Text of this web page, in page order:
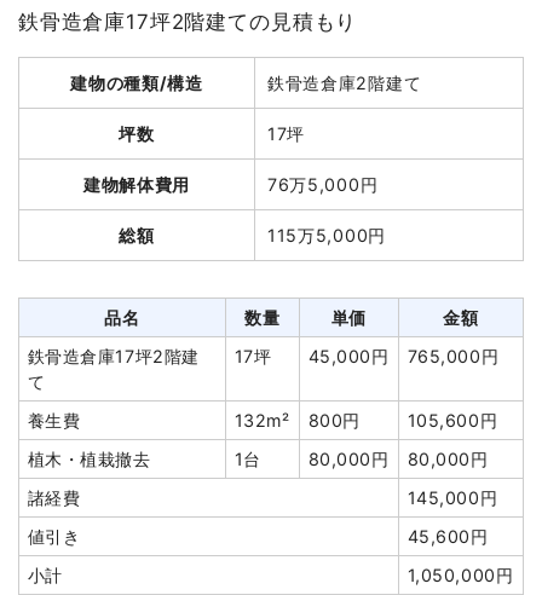
特殊車両 1式
浄化槽・便槽撤去
1式
30,000円
土間コンクリート撤去
250m²
植木・植栽撤去
5台
160,000
円
室内残置物撤去 8台
60,000
ブロック塀撤去 1式
100,000円
ブロック塀撤去
1式
150,000円
アスベスト撤去
諸経費
890,000円
値引き
60,500円
小計
9,244,500
円
消費税
705,500円
建物解体費用 136万8,000円
総額 210万4,080円
軽量鉄骨造住宅36坪2階建
36
坪
38,000
円
1,368,000
円
外構撤去 1面
50,000
円
50,000円
植木・植栽撤去 2台
60,000
円
120,000円
土間コンクリート撤去
50,000円
諸経費
174,800円
値引き
0円
小計
1,912,800
鉄骨造倉庫17坪2階建ての見積もり
建物の種類/構造 鉄骨造倉庫2階建て
坪数 17坪
建物解体費用 76万5,000円
総額 115万5,000円
品名 数量 単価
金額
鉄骨造倉庫17坪2階建
て
17坪 45,000円 765,000円
養生費 132m² 800円
105,600円
植木・植栽撤去
1台 80,000円
80,000円
諸経費
145,000円
値引き
45,600円
小計
1,050,000円